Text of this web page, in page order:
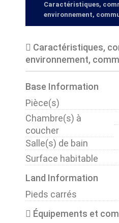
Caractéristiques,
environnement,
Caractéristiques,
environnement,
Base Information
Pièce(s)
Chambre(s) à
coucher
Salle(s) de bain
Surface habitable
Land Information
Pieds carrés
Équipements et